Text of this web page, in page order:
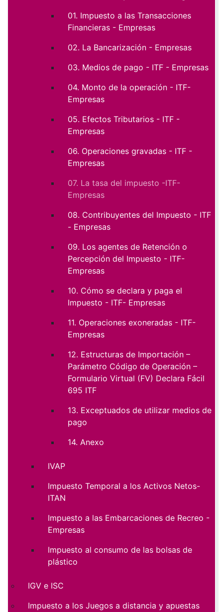
01. Impuesto a las Transacciones
Financieras - Empresas
02. La Bancarización - Empresas
03. Medios de pago - ITF - Empresas
04. Monto de la operación - ITF-
Empresas
05. Efectos Tributarios - ITF -
Empresas
06. Operaciones gravadas - ITF -
Empresas
07. La tasa del impuesto -ITF-
Empresas
08. Contribuyentes del Impuesto - ITF
- Empresas
09. Los agentes de Retención o
Percepción del Impuesto - ITF-
Empresas
10. Cómo se declara y paga el
Impuesto - ITF- Empresas
11. Operaciones exoneradas - ITF-
Empresas
12. Estructuras de Importación –
Parámetro Código de Operación –
Formulario Virtual (FV) Declara Fácil
695 ITF
13. Exceptuados de utilizar medios de
pago
14. Anexo
IVAP
Impuesto Temporal a los Activos Netos-
ITAN
Impuesto a las Embarcaciones de Recreo -
Empresas
Impuesto al consumo de las bolsas de
plástico
IGV e ISC
Impuesto a los Juegos a distancia y apuestas